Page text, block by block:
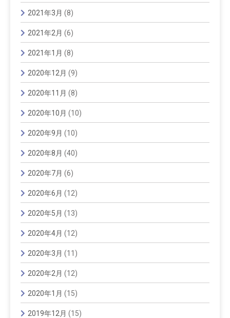
2021年3月 (8)
2021年2月 (6)
2021年1月 (8)
2020年12月 (9)
2020年11月 (8)
2020年10月 (10)
2020年9月 (10)
2020年8月 (40)
2020年7月 (6)
2020年6月 (12)
2020年5月 (13)
2020年4月 (12)
2020年3月 (11)
2020年2月 (12)
2020年1月 (15)
2019年12月 (15)